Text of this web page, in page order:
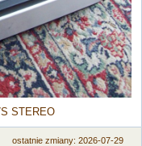
STEREO
ostatnie zmiany: 2026-07-29